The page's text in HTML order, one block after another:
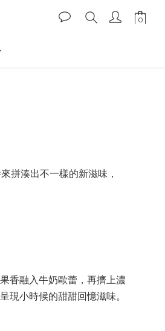
拼湊出不一樣的新滋味，
香融入牛奶歐蕾，再擠上濃
現小時候的甜甜回憶滋味。